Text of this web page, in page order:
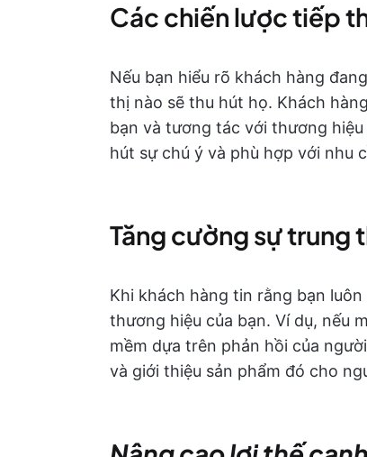
Các chiến lược tiếp
Nếu bạn hiểu rõ khách hàng
thị nào sẽ thu hút họ. Khách
bạn và tương tác với thương
hút sự chú ý và phù hợp với nhu
Tăng cường sự trung
Khi khách hàng tin rằng bạn
thương hiệu của bạn. Ví dụ, nếu
mềm dựa trên phản hồi của
và giới thiệu sản phẩm đó cho